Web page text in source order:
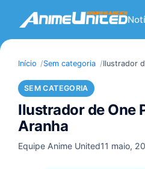
Início Sem categoria Ilustrador
SEM CATEGORIA
Ilustrador de One
Aranha
Equipe Anime United11 maio,